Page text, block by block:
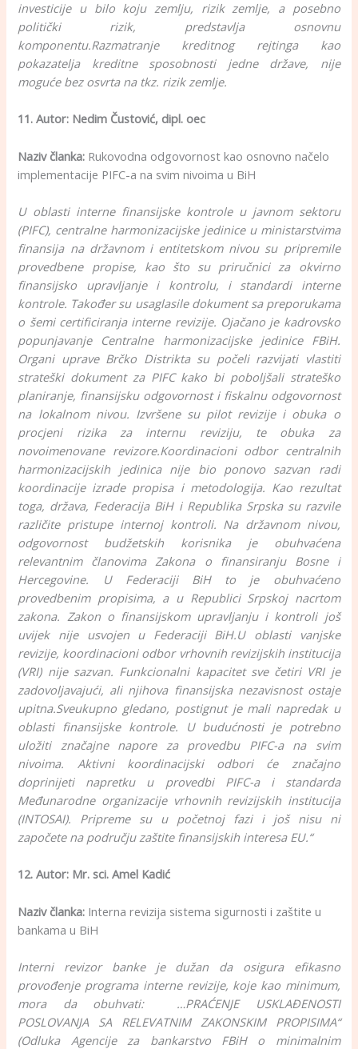
investicije u bilo koju zemlju, rizik zemlje, a posebno
politički rizik, predstavlja osnovnu
komponentu.Razmatranje kreditnog rejtinga kao
pokazatelja kreditne sposobnosti jedne države, nije
moguće bez osvrta na tkz. rizik zemlje.
11. Autor: Nedim Čustović, dipl. oec
Naziv članka: Rukovodna odgovornost kao osnovno načelo
implementacije PIFC-a na svim nivoima u BiH
U oblasti interne finansijske kontrole u javnom sektoru
(PIFC), centralne harmonizacijske jedinice u ministarstvima
finansija na državnom i entitetskom nivou su pripremile
provedbene propise, kao što su priručnici za okvirno
finansijsko upravljanje i kontrolu, i standardi interne
kontrole. Također su usaglasile dokument sa preporukama
o šemi certificiranja interne revizije. Ojačano je kadrovsko
popunjavanje Centralne harmonizacijske jedinice FBiH.
Organi uprave Brčko Distrikta su počeli razvijati vlastiti
strateški dokument za PIFC kako bi poboljšali strateško
planiranje, finansijsku odgovornost i fiskalnu odgovornost
na lokalnom nivou. Izvršene su pilot revizije i obuka o
procjeni rizika za internu reviziju, te obuka za
novoimenovane revizore.Koordinacioni odbor centralnih
harmonizacijskih jedinica nije bio ponovo sazvan radi
koordinacije izrade propisa i metodologija. Kao rezultat
toga, država, Federacija BiH i Republika Srpska su razvile
različite pristupe internoj kontroli. Na državnom nivou,
odgovornost budžetskih korisnika je obuhvaćena
relevantnim članovima Zakona o finansiranju Bosne i
Hercegovine. U Federaciji BiH to je obuhvaćeno
provedbenim propisima, a u Republici Srpskoj nacrtom
zakona. Zakon o finansijskom upravljanju i kontroli još
uvijek nije usvojen u Federaciji BiH.U oblasti vanjske
revizije, koordinacioni odbor vrhovnih revizijskih institucija
(VRI) nije sazvan. Funkcionalni kapacitet sve četiri VRI je
zadovoljavajući, ali njihova finansijska nezavisnost ostaje
upitna.Sveukupno gledano, postignut je mali napredak u
oblasti finansijske kontrole. U budućnosti je potrebno
uložiti značajne napore za provedbu PIFC-a na svim
nivoima. Aktivni koordinacijski odbori će značajno
doprinijeti napretku u provedbi PIFC-a i standarda
Međunarodne organizacije vrhovnih revizijskih institucija
(INTOSAI). Pripreme su u početnoj fazi i još nisu ni
započete na području zaštite finansijskih interesa EU.“
12. Autor: Mr. sci. Amel Kadić
Naziv članka: Interna revizija sistema sigurnosti i zaštite u
bankama u BiH
Interni revizor banke je dužan da osigura efikasno
provođenje programa interne revizije, koje kao minimum,
mora da obuhvati: …PRAĆENJE USKLAĐENOSTI
POSLOVANJA SA RELEVATNIM ZAKONSKIM PROPISIMA“
(Odluka Agencije za bankarstvo FBiH o minimalnim